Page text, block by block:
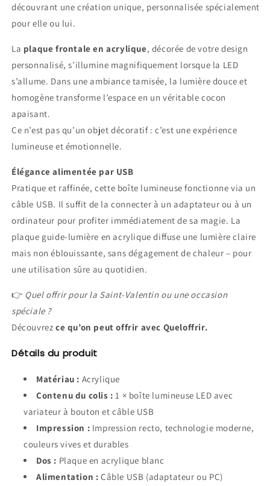
découvrant une création unique, personnalisée spécialement
pour elle ou lui.
La plaque frontale en acrylique, décorée de votre design
personnalisé, s’illumine magnifiquement lorsque la LED
s’allume. Dans une ambiance tamisée, la lumière douce et
homogène transforme l’espace en un véritable cocon
apaisant.
Ce n’est pas qu’un objet décoratif : c’est une expérience
lumineuse et émotionnelle.
Élégance alimentée par USB
Pratique et raffinée, cette boîte lumineuse fonctionne via un
câble USB. Il suffit de la connecter à un adaptateur ou à un
ordinateur pour profiter immédiatement de sa magie. La
plaque guide-lumière en acrylique diffuse une lumière claire
mais non éblouissante, sans dégagement de chaleur – pour
une utilisation sûre au quotidien.
👉 Quel offrir pour la Saint-Valentin ou une occasion
spéciale ?
Découvrez ce qu’on peut offrir avec Queloffrir.
Détails du produit
Matériau : Acrylique
Contenu du colis : 1 × boîte lumineuse LED avec
variateur à bouton et câble USB
Impression : Impression recto, technologie moderne,
couleurs vives et durables
Dos : Plaque en acrylique blanc
Alimentation : Câble USB (adaptateur ou PC)